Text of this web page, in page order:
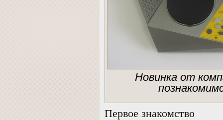
Новинка от
Первое знакомство